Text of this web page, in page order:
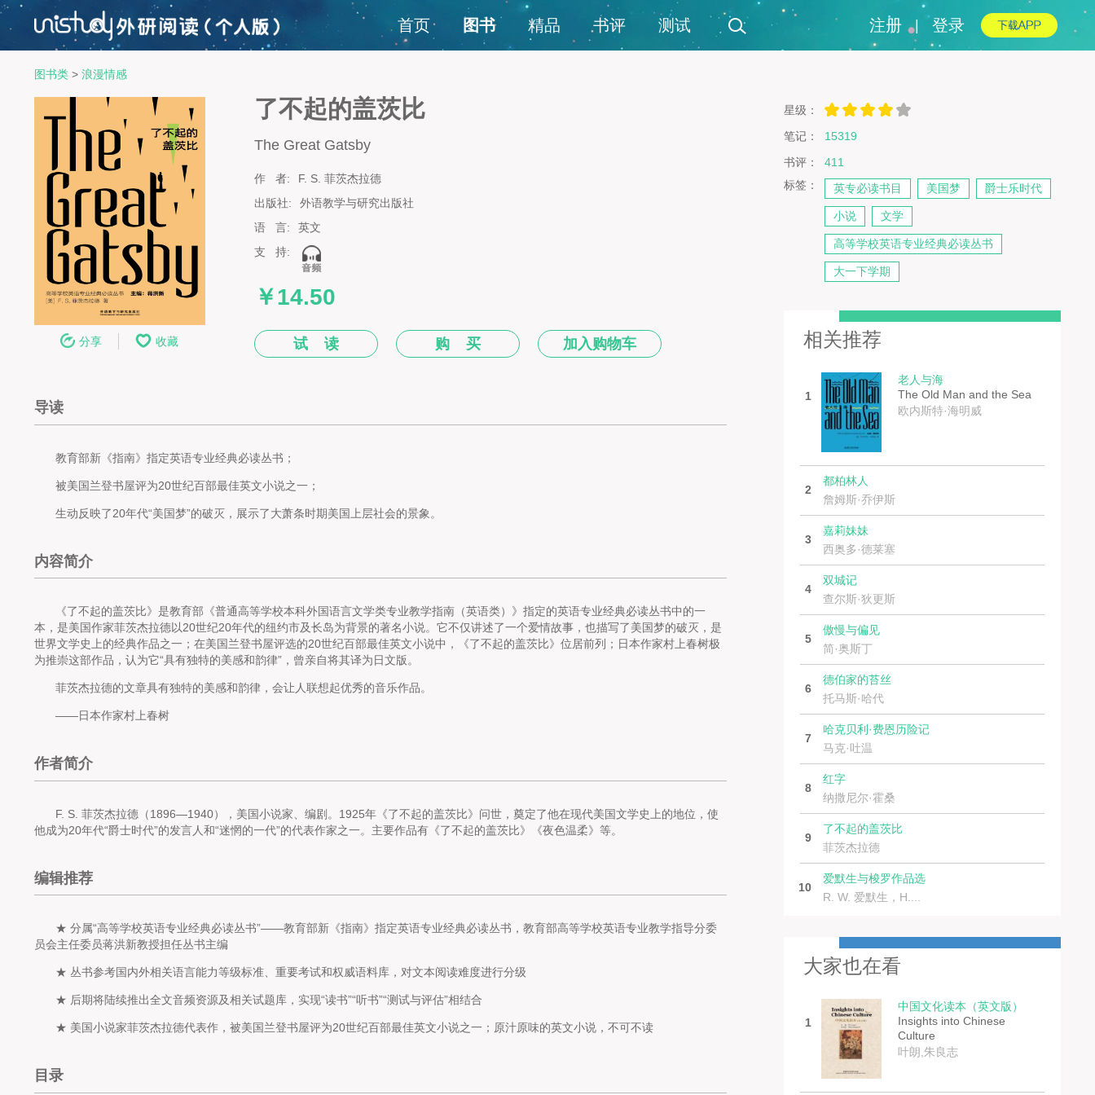
首页 图书 精品 书评 测试 注册 登录
图书类 > 浪漫情感
分享 收藏
了不起的盖茨比
The Great Gatsby
作 者:
F. S. 菲茨杰拉德
出版社:
外语教学与研究出版社
语 言:
英文
支 持:
￥14.50
试 读 购 买 加入购物车
导读
教育部新《指南》指定英语专业经典必读丛书；
被美国兰登书屋评为20世纪百部最佳英文小说之一；
生动反映了20年代“美国梦”的破灭，展示了大萧条时期美国上层社会的景象。
内容简介
《了不起的盖茨比》是教育部《普通高等学校本科外国语言文学类专业教学指南（英语类）》指定的英语专业经典必读丛书中的一
本，是美国作家菲茨杰拉德以20世纪20年代的纽约市及长岛为背景的著名小说。它不仅讲述了一个爱情故事，也描写了美国梦的破灭，是
世界文学史上的经典作品之一；在美国兰登书屋评选的20世纪百部最佳英文小说中，《了不起的盖茨比》位居前列；日本作家村上春树极
为推崇这部作品，认为它“具有独特的美感和韵律”，曾亲自将其译为日文版。
菲茨杰拉德的文章具有独特的美感和韵律，会让人联想起优秀的音乐作品。
——日本作家村上春树
作者简介
F. S. 菲茨杰拉德（1896—1940），美国小说家、编剧。1925年《了不起的盖茨比》问世，奠定了他在现代美国文学史上的地位，使
他成为20年代“爵士时代”的发言人和“迷惘的一代”的代表作家之一。主要作品有《了不起的盖茨比》《夜色温柔》等。
编辑推荐
★ 分属“高等学校英语专业经典必读丛书”——教育部新《指南》指定英语专业经典必读丛书，教育部高等学校英语专业教学指导分委
员会主任委员蒋洪新教授担任丛书主编
★ 丛书参考国内外相关语言能力等级标准、重要考试和权威语料库，对文本阅读难度进行分级
★ 后期将陆续推出全文音频资源及相关试题库，实现“读书”“听书”“测试与评估”相结合
★ 美国小说家菲茨杰拉德代表作，被美国兰登书屋评为20世纪百部最佳英文小说之一；原汁原味的英文小说，不可不读
目录
星级：
笔记： 15319
书评： 411
标签：
英专必读书目 美国梦 爵士乐时代
小说 文学
高等学校英语专业经典必读丛书
大一下学期
相关推荐
1
老人与海
The Old Man and the Sea
欧内斯特·海明威
2
都柏林人
詹姆斯·乔伊斯
3
嘉莉妹妹
西奥多·德莱塞
4
双城记
查尔斯·狄更斯
5
傲慢与偏见
简·奥斯丁
6
德伯家的苔丝
托马斯·哈代
7
哈克贝利·费恩历险记
马克·吐温
8
红字
纳撒尼尔·霍桑
9
了不起的盖茨比
菲茨杰拉德
10
爱默生与梭罗作品选
R. W. 爱默生，H....
大家也在看
1
中国文化读本（英文版）
Insights into Chinese
Culture
叶朗,朱良志